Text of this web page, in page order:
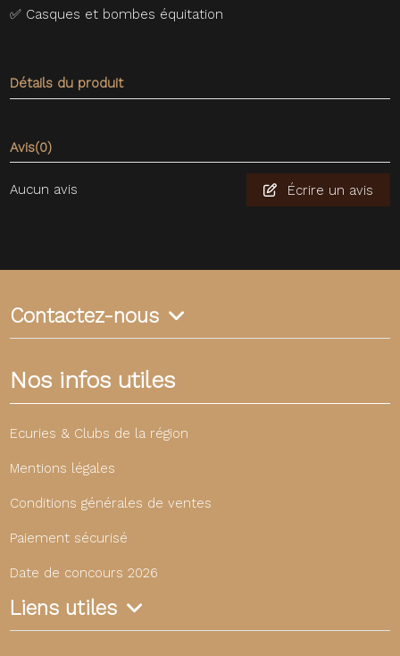
✅ Casques et bombes équitation
Détails du produit
Avis(0)
Aucun avis Écrire un avis
Contactez-nous
Nos infos utiles
Ecuries & Clubs de la région
Mentions légales
Conditions générales de ventes
Paiement sécurisé
Date de concours 2026
Liens utiles